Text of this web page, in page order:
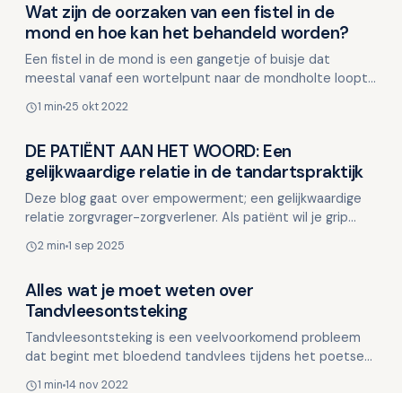
Overig nieuws
Wat zijn de oorzaken van een fistel in de
mond en hoe kan het behandeld worden?
Een fistel in de mond is een gangetje of buisje dat
meestal vanaf een wortelpunt naar de mondholte loopt.
w…
1 min 25 okt 2022
Overig nieuws
DE PATIËNT AAN HET WOORD: Een
gelijkwaardige relatie in de tandartspraktijk
Deze blog gaat over empowerment; een gelijkwaardige
relatie zorgvrager-zorgverlener. Als patiënt wil je grip
2 min 1 sep 2025
Overig nieuws
Alles wat je moet weten over
Tandvleesontsteking
Tandvleesontsteking is een veelvoorkomend probleem
dat begint met bloedend tandvlees tijdens het poetsen.
1 min 14 nov 2022